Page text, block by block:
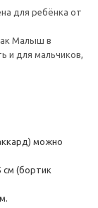
для ребёнка от
Малыш в
и для мальчиков,
можно
см (бортик